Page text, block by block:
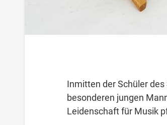
Inmitten der Schüler
besonderen jungen
Leidenschaft für Musik